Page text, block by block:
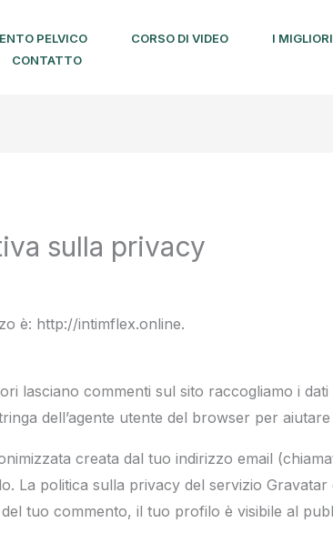
PELVICO CORSO DI VIDEO I
CONTATTO
sulla privacy
è: http://intimflex.online.
lasciano commenti sul sito raccogliamo i
dell’agente utente del browser per
creata dal tuo indirizzo email
La politica sulla privacy del servizio
del tuo commento, il tuo profilo è visibile al